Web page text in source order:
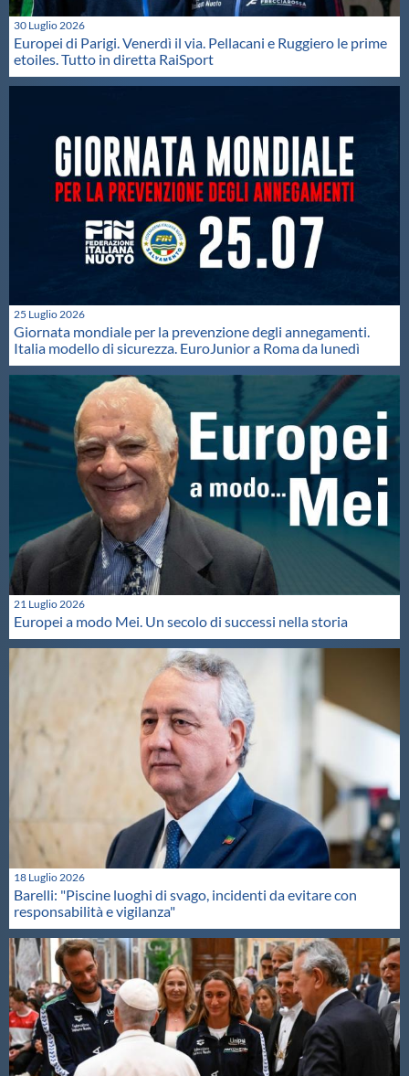
30 Luglio 2026
Europei di Parigi. Venerdì il via. Pellacani e Ruggiero le prime
etoiles. Tutto in diretta RaiSport
25 Luglio 2026
Giornata mondiale per la prevenzione degli annegamenti.
Italia modello di sicurezza. EuroJunior a Roma da lunedì
21 Luglio 2026
Europei a modo Mei. Un secolo di successi nella storia
18 Luglio 2026
Barelli: "Piscine luoghi di svago, incidenti da evitare con
responsabilità e vigilanza"